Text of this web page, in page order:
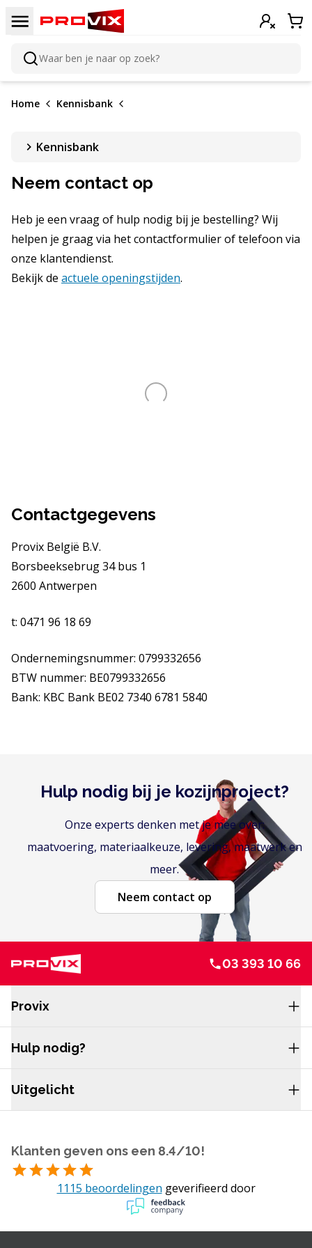
Doorgaan naar de inhoud
Menu
Zoeken
Waar ben je naar op zoek?
Inloggen
Home Kennisbank
Kennisbank
Neem contact op
Heb je een vraag of hulp nodig bij je bestelling? Wij
helpen je graag via het contactformulier of telefoon via
onze klantendienst.
Bekijk de actuele openingstijden.
Contactgegevens
Provix België B.V.
Borsbeeksebrug 34 bus 1
2600 Antwerpen
t: 0471 96 18 69
Ondernemingsnummer: 0799332656
BTW nummer: BE0799332656
Bank: KBC Bank BE02 7340 6781 5840
Hulp nodig bij je kozijnproject?
Onze experts denken met je mee over:
maatvoering, materiaalkeuze, levering, maatwerk en
meer.
Neem contact op
03 393 10 66
Provix
Hulp nodig?
Uitgelicht
Klanten geven ons een 8.4/10!
1115 beoordelingen geverifieerd door